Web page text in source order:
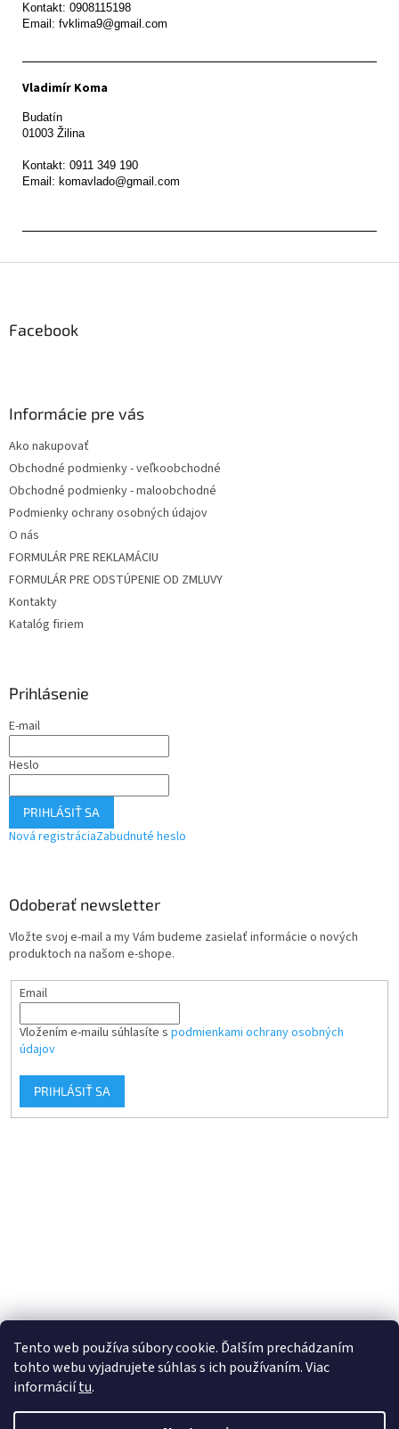
Tento web používa súbory cookie. Ďalším prechádzaním
tohto webu vyjadrujete súhlas s ich používaním. Viac
informáciítu.
Kontakt: 0908115198
Email: fvklima9@gmail.com
Vladimír Koma
Budatín
01003 Žilina
Kontakt: 0911 349 190
Facebook
Informácie pre vás
Ako nakupovať
Obchodné podmienky - veľkoobchodné
Obchodné podmienky - maloobchodné
Podmienky ochrany osobných údajov
O nás
FORMULÁR PRE REKLAMÁCIU
FORMULÁR PRE ODSTÚPENIE OD ZMLUVY
Kontakty
Katalóg firiem
Prihlásenie
E-mail
Heslo
PRIHLÁSIŤ SA
Nová registráciaZabudnuté heslo
Odoberať newsletter
Vložte svoj e-mail a my Vám budeme zasielať informácie o nových
produktoch na našom e-shope.
Email
Vložením e-mailu súhlasíte s podmienkami ochrany osobných
údajov
PRIHLÁSIŤ SA